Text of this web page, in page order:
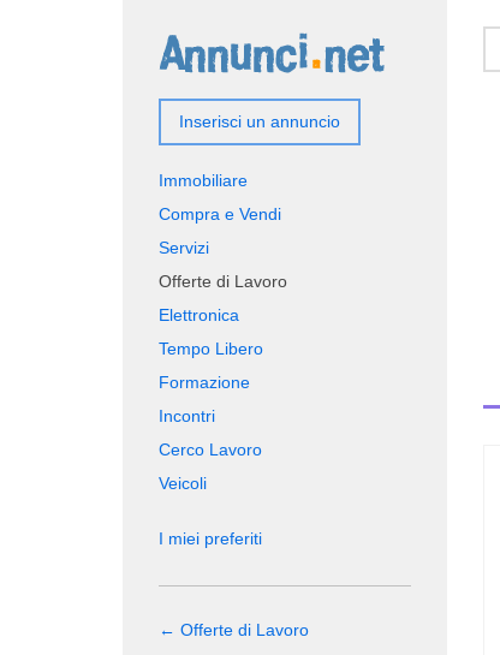
Inserisci un annuncio
Immobiliare
Compra e Vendi
Servizi
Offerte di Lavoro
Elettronica
Tempo Libero
Formazione
Incontri
Cerco Lavoro
Veicoli
I miei preferiti
← Offerte di Lavoro